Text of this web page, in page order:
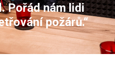
Pořád nám lidi
požárů.“